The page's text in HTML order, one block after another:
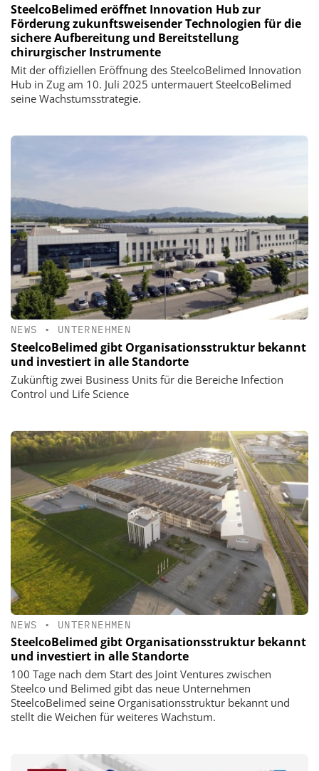
SteelcoBelimed eröffnet Innovation Hub zur
Förderung zukunftsweisender Technologien für die
sichere Aufbereitung und Bereitstellung
chirurgischer Instrumente
Mit der offiziellen Eröffnung des SteelcoBelimed Innovation
Hub in Zug am 10. Juli 2025 untermauert SteelcoBelimed
seine Wachstumsstrategie.
NEWS • UNTERNEHMEN
SteelcoBelimed gibt Organisationsstruktur bekannt
und investiert in alle Standorte
Zukünftig zwei Business Units für die Bereiche Infection
Control und Life Science
NEWS • UNTERNEHMEN
SteelcoBelimed gibt Organisationsstruktur bekannt
und investiert in alle Standorte
100 Tage nach dem Start des Joint Ventures zwischen
Steelco und Belimed gibt das neue Unternehmen
SteelcoBelimed seine Organisationsstruktur bekannt und
stellt die Weichen für weiteres Wachstum.